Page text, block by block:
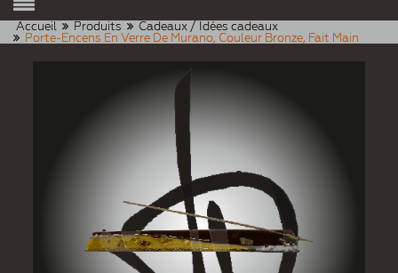
Accueil Produits
Cadeaux / Idées cadeaux
Porte-Encens En Verre De Murano, Couleur Bronze, Fait Main